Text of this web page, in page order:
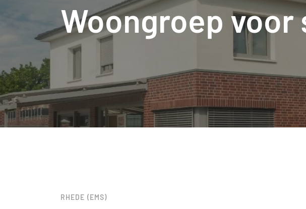
Woongroep voor
RHEDE (EMS)